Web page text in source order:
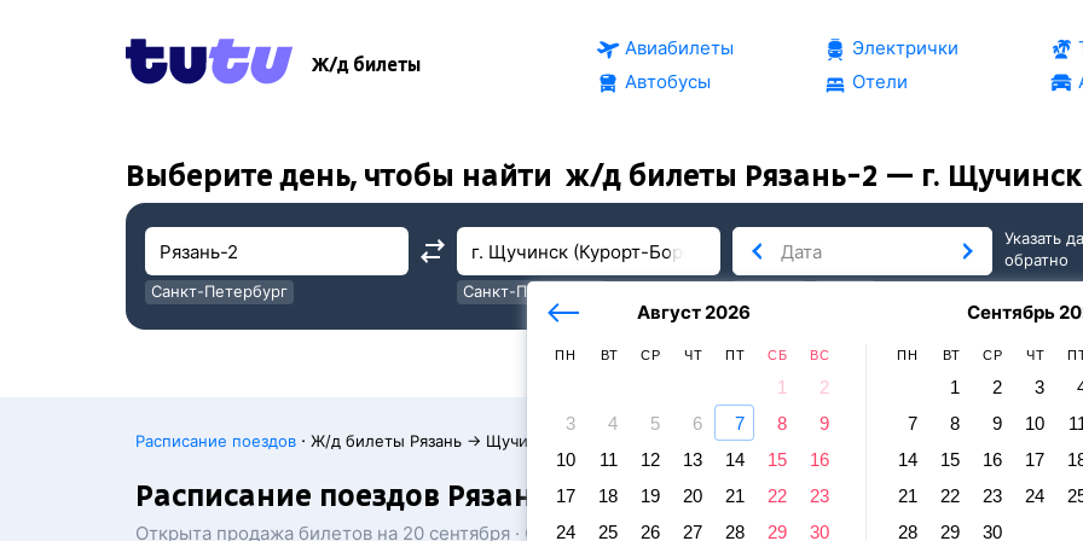
Ж/д билеты
Авиабилеты
Автобусы
Электрички
Отели
Выберите день, чтобы найти ж/д билеты Рязань-2 — г.
Санкт-Петербург
Санкт-Петербург
Август 2026
ПН ВТ СР ЧТ ПТ СБ ВС
1
2
3
4 5 6 7 8
9
10
11 12 13 14 15
16
17
18 19 20 21 22
23
24
25 26 27 28 29
30
Сентябрь
ПН ВТ СР ЧТ
1 2 3
7
8 9 10
14
15 16 17
21
22 23 24
28
29 30
послезавтра
Указать
обратно
Расписание поездов · Ж/д билеты Рязань → Щучинск
Расписание поездов Рязань-2 — г. Щучинск (Курорт-Боровое,
Открыта продажа билетов на 20 сентября · Отправление и прибытие по местному времени. Цены за 1